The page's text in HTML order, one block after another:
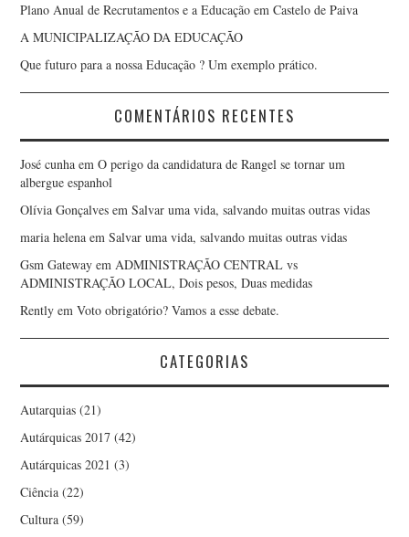
Plano Anual de Recrutamentos e a Educação em Castelo de Paiva
A MUNICIPALIZAÇÃO DA EDUCAÇÃO
Que futuro para a nossa Educação ? Um exemplo prático.
COMENTÁRIOS RECENTES
José cunha emO perigo da candidatura de Rangel se tornar um
albergue espanhol
Olívia Gonçalves emSalvar uma vida, salvando muitas outras vidas
maria helena emSalvar uma vida, salvando muitas outras vidas
Gsm Gateway emADMINISTRAÇÃO CENTRAL vs
ADMINISTRAÇÃO LOCAL, Dois pesos, Duas medidas
Rently emVoto obrigatório? Vamos a esse debate.
CATEGORIAS
Autarquias (21)
Autárquicas 2017 (42)
Autárquicas 2021 (3)
Ciência (22)
Cultura (59)